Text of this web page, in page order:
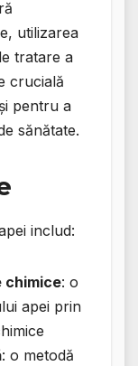
utilizarea
tratare a
crucială
pentru a
sănătate.
includ:
chimice: o
apei prin
: o metodă